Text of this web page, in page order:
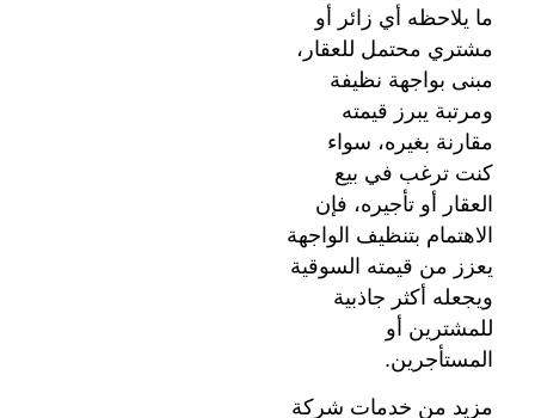
ما يلاحظه أي زائر أو
مشتري محتمل للعقار،
مبنى بواجهة نظيفة
ومرتبة يبرز قيمته
مقارنة بغيره، سواء
كنت ترغب في بيع
العقار أو تأجيره، فإن
الاهتمام بتنظيف الواجهة
يعزز من قيمته السوقية
ويجعله أكثر جاذبية
للمشترين أو
المستأجرين.
مزيد من خدمات شركة